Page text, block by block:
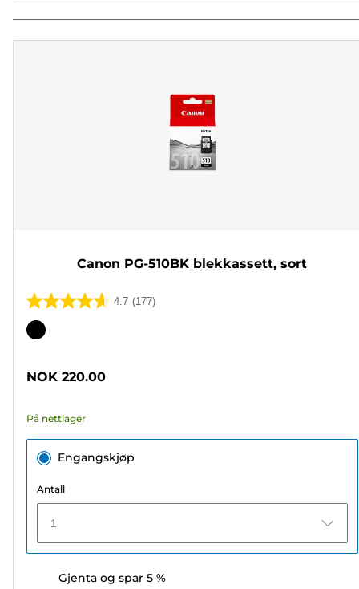
Canon PG-510BK blekkassett, sort
4.7 (177)
4.7
av
177
Fargekassett
NOK 220.00
På nettlager
Engangskjøp
Antall
1
Gjenta og spar 5 %